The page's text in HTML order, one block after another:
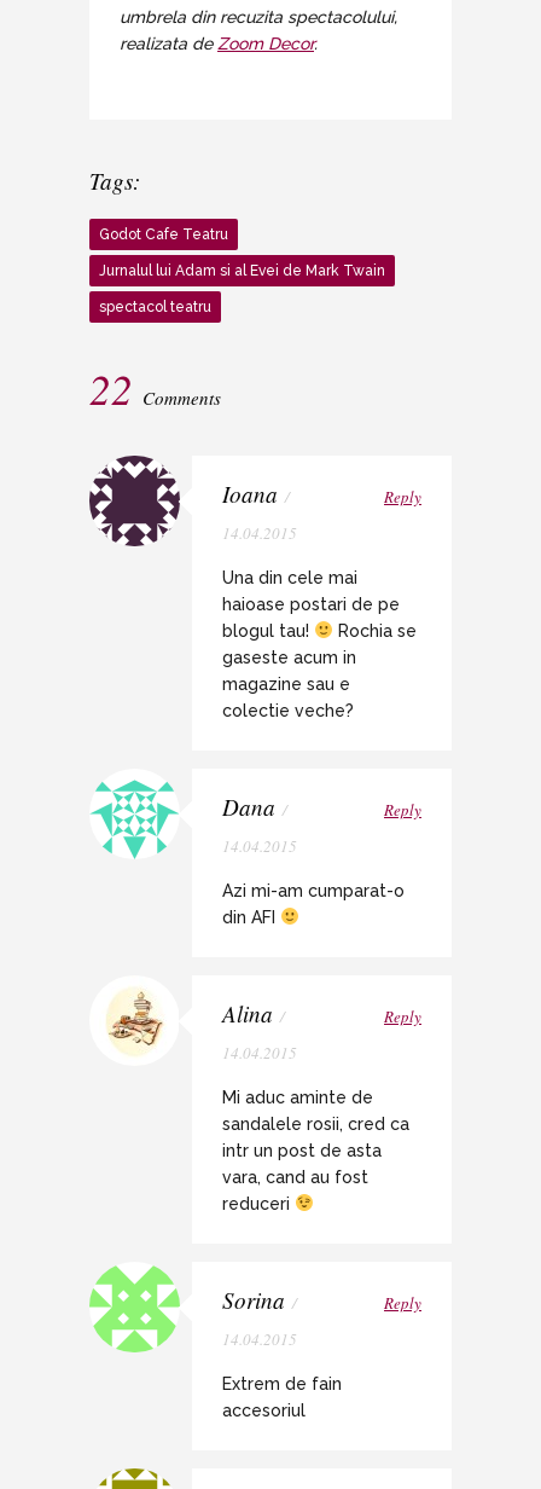
umbrela din recuzita spectacolului,
realizata de Zoom Decor.
Tags:
Godot Cafe Teatru
Jurnalul lui Adam si al Evei de Mark Twain
spectacol teatru
22 Comments
Ioana /
14.04.2015
Reply
Una din cele mai
haioase postari de pe
blogul tau!
Rochia se
gaseste acum in
magazine sau e
colectie veche?
Dana /
14.04.2015
Reply
Azi mi-am cumparat-o
din AFI
Alina /
14.04.2015
Reply
Mi aduc aminte de
sandalele rosii, cred ca
intr un post de asta
vara, cand au fost
reduceri
Sorina /
14.04.2015
Reply
Extrem de fain
accesoriul